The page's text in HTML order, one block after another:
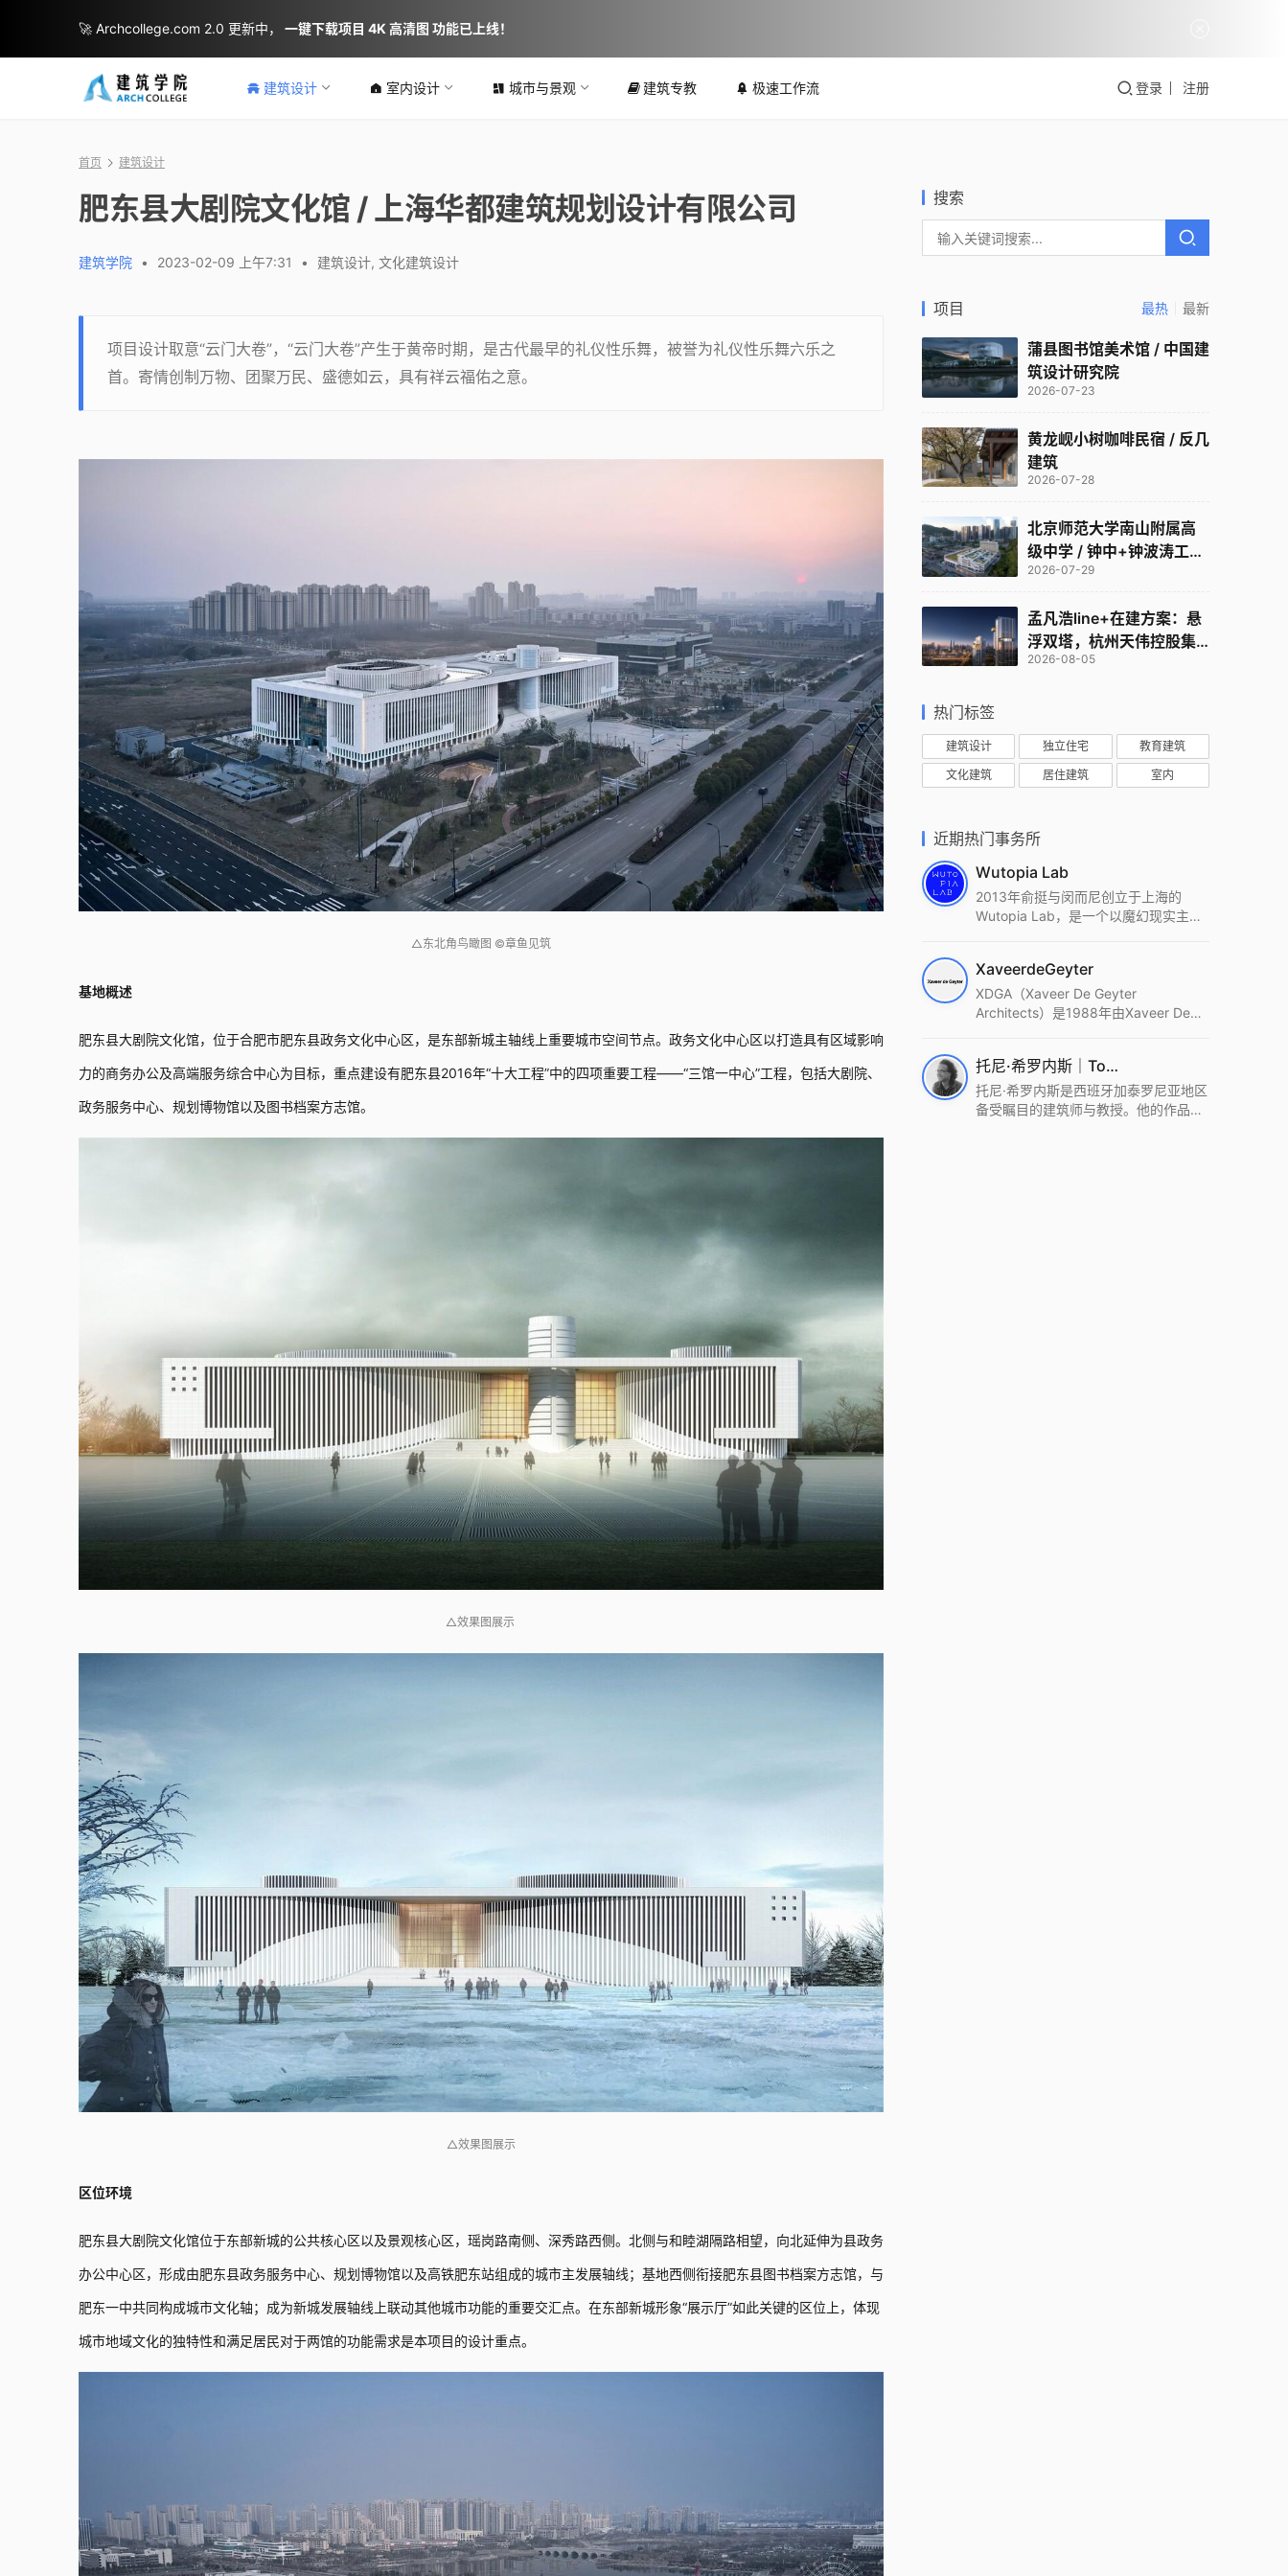
建筑设计 室内设计 城市与景观 建筑专教 极速工作流 登录 注册
首页 建筑设计
肥东县大剧院文化馆 / 上海华都建筑规划设计有限公司
建筑学院 • 2023-02-09 上午7:31 • 建筑设计, 文化建筑设计
项目设计取意“云门大卷”，“云门大卷”产生于黄帝时期，是古代最早的礼仪性乐舞，被誉为礼仪性乐舞六乐之
首。寄情创制万物、团聚万民、盛德如云，具有祥云福佑之意。
△东北角鸟瞰图 ©章鱼见筑
基地概述
肥东县大剧院文化馆，位于合肥市肥东县政务文化中心区，是东部新城主轴线上重要城市空间节点。政务文化中心区以打造具有区域影响
力的商务办公及高端服务综合中心为目标，重点建设有肥东县2016年“十大工程”中的四项重要工程——“三馆一中心”工程，包括大剧院、
政务服务中心、规划博物馆以及图书档案方志馆。
△效果图展示
△效果图展示
区位环境
肥东县大剧院文化馆位于东部新城的公共核心区以及景观核心区，瑶岗路南侧、深秀路西侧。北侧与和睦湖隔路相望，向北延伸为县政务
办公中心区，形成由肥东县政务服务中心、规划博物馆以及高铁肥东站组成的城市主发展轴线；基地西侧衔接肥东县图书档案方志馆，与
肥东一中共同构成城市文化轴；成为新城发展轴线上联动其他城市功能的重要交汇点。在东部新城形象“展示厅”如此关键的区位上，体现
城市地域文化的独特性和满足居民对于两馆的功能需求是本项目的设计重点。
搜索
项目 最热 最新
蒲县图书馆美术馆 / 中国建
筑设计研究院
2026-07-23
黄龙岘小树咖啡民宿 / 反几
建筑
2026-07-28
北京师范大学南山附属高
级中学 / 钟中+钟波涛工作
室
2026-07-29
孟凡浩line+在建方案：悬
浮双塔，杭州天伟控股集
团总部
2026-08-05
热门标签
建筑设计 独立住宅 教育建筑
文化建筑 居住建筑 室内
近期热门事务所
Wutopia Lab
2013年俞挺与闵而尼创立于上海的
Wutopia Lab，是一个以魔幻现实主
统这种新的思维范式为基础，以上海性
和生活性为介入设计的原点，以建筑为
工具，从而推动建筑学和社会学进步。
2022 DFA中获Merit,2021 Architizer
A+ Firm Awards中获Special
Mention：Best Young Firm，2020 IF
XaveerdeGeyter
XDGA（Xaveer De Geyter
Architects）是1988年由Xaveer De
进的设计方法、多元的专业团队和国际
化的作品著称，曾获密斯·凡·德罗奖、
Bigmat奖等多项重要奖项。XDGA主张
托尼·希罗内斯｜Toni Gironès
托尼·希罗内斯是西班牙加泰罗尼亚地区
备受瞩目的建筑师与教授。他的作品深
🚀 Archcollege.com 2.0 更新中， 一键下载项目 4K 高清图 功能已上线！